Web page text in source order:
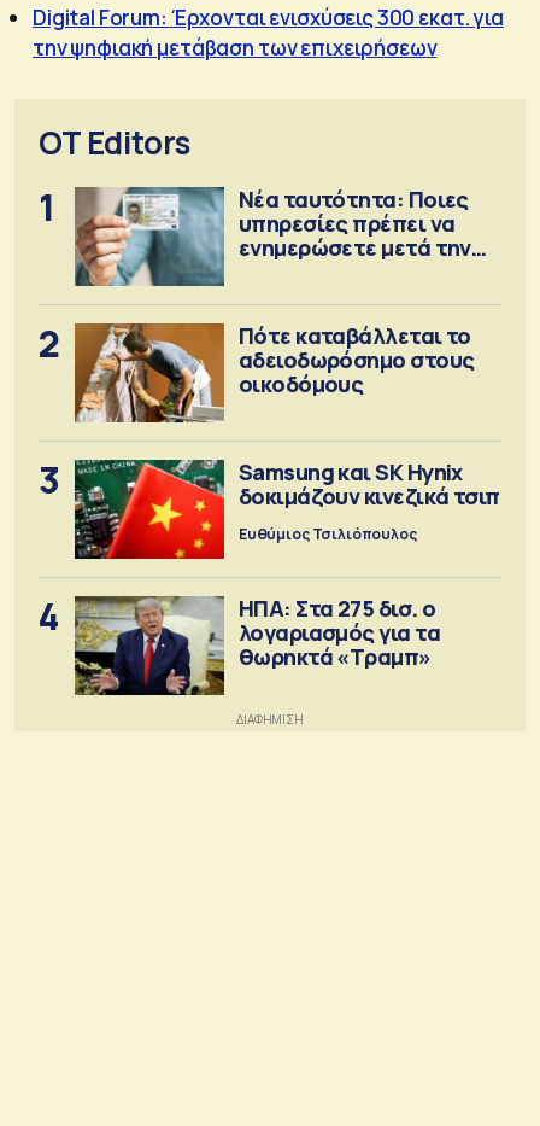
Digital Forum: Έρχονται ενισχύσεις 300 εκατ. για
την ψηφιακή μετάβαση των επιχειρήσεων
OT Editors
1
Νέα ταυτότητα: Ποιες
υπηρεσίες πρέπει να
ενημερώσετε μετά την
2
Πότε καταβάλλεται το
αδειοδωρόσημο στους
οικοδόμους
3
Samsung και SK Hynix
δοκιμάζουν κινεζικά τσιπ
Ευθύμιος Τσιλιόπουλος
4
ΗΠΑ: Στα 275 δισ. ο
λογαριασμός για τα
θωρηκτά «Τραμπ»